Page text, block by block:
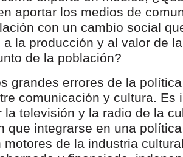
aportar los medios de
con un cambio social
a la producción y al valor de
de la población?
grandes errores de la
comunicación y cultura. Es
la televisión y la radio de la
que integrarse en una
motores de la industria